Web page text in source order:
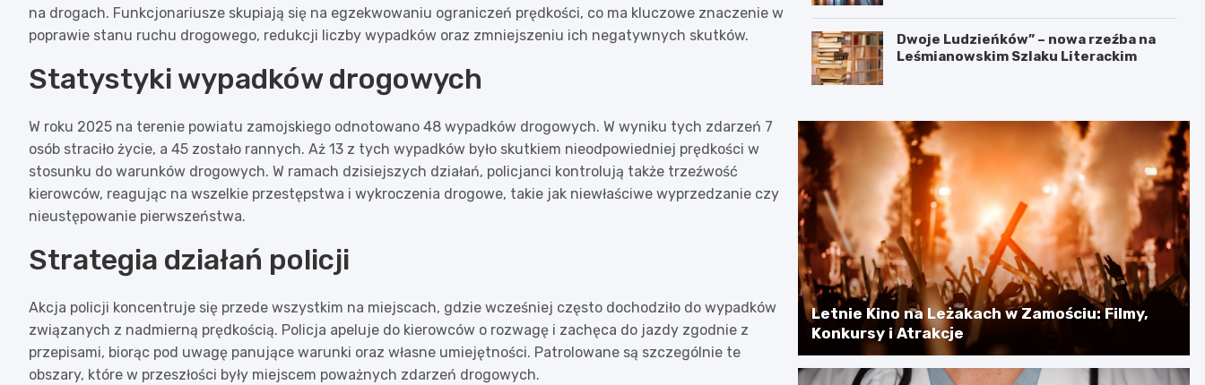
na drogach. Funkcjonariusze skupiają się na egzekwowaniu ograniczeń prędkości, co ma kluczowe znaczenie w
poprawie stanu ruchu drogowego, redukcji liczby wypadków oraz zmniejszeniu ich negatywnych skutków.
Statystyki wypadków drogowych
W roku 2025 na terenie powiatu zamojskiego odnotowano 48 wypadków drogowych. W wyniku tych zdarzeń 7
osób straciło życie, a 45 zostało rannych. Aż 13 z tych wypadków było skutkiem nieodpowiedniej prędkości w
stosunku do warunków drogowych. W ramach dzisiejszych działań, policjanci kontrolują także trzeźwość
kierowców, reagując na wszelkie przestępstwa i wykroczenia drogowe, takie jak niewłaściwe wyprzedzanie czy
nieustępowanie pierwszeństwa.
Strategia działań policji
Akcja policji koncentruje się przede wszystkim na miejscach, gdzie wcześniej często dochodziło do wypadków
związanych z nadmierną prędkością. Policja apeluje do kierowców o rozwagę i zachęca do jazdy zgodnie z
przepisami, biorąc pod uwagę panujące warunki oraz własne umiejętności. Patrolowane są szczególnie te
obszary, które w przeszłości były miejscem poważnych zdarzeń drogowych.
Dwoje Ludzieńków” – nowa rzeźba na
Leśmianowskim Szlaku Literackim
Letnie Kino na Leżakach w Zamościu: Filmy,
Konkursy i Atrakcje